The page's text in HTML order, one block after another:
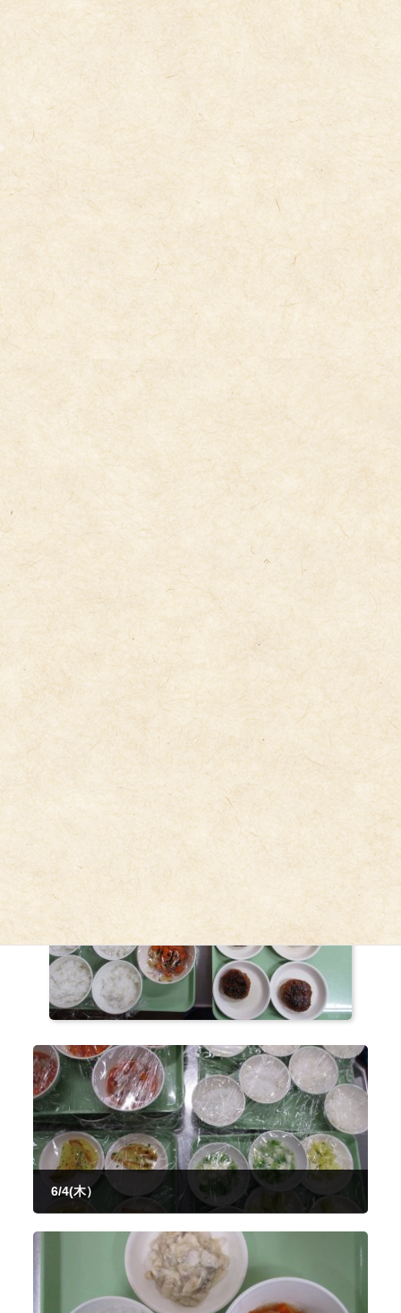
キ
ッ
プ
に
移
動
今日の給食
2026年6月5日
6/5（金）
6/4(木）